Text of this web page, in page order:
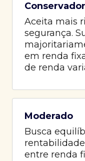
Conservador
Aceita mais
segurança.
em renda
de renda
Moderado
Busca
entre renda